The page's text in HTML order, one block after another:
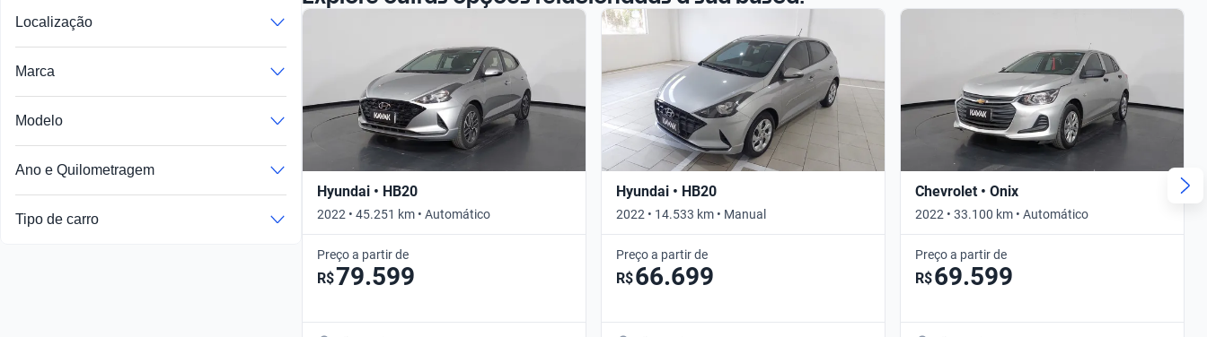
Busque por ano
Localização
Marca
Modelo
Ano e Quilometragem
Tipo de carro
Hyundai • HB20
2022 • 45.251 km • Automático
Preço a partir de
R$79.599
Hyundai • HB20
2022 • 14.533 km • Manual
Preço a partir de
R$66.699
Chevrolet • Onix
2022 • 33.100 km • Automático
Preço a partir de
R$69.599